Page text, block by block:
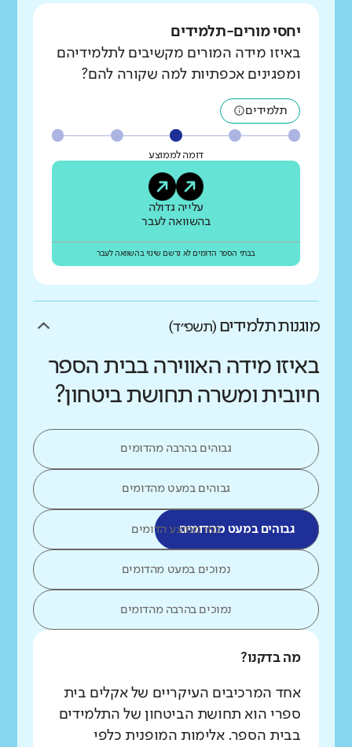
יחסי מורים-תלמידים
באיזו מידה המורים מקשיבים לתלמידיהם
ומפגינים אכפתיות למה שקורה להם?
תלמידים
דומה לממוצע
עלייה גדולה
בהשוואה לעבר
בבתי הספר הדומים לא נרשם שינוי בהשוואה לעבר
מוגנות תלמידים (תשפ״ד)
באיזו מידה האווירה בבית הספר
חיובית ומשרה תחושת ביטחון?
גבוהים בהרבה מהדומים
גבוהים במעט מהדומים
גבוהים במעט מהדומיםכמו ממוצע הדומים
נמוכים במעט מהדומים
נמוכים בהרבה מהדומים
מה בדקנו?
אחד המרכיבים העיקריים של אקלים בית
ספרי הוא תחושת הביטחון של התלמידים
בבית הספר. אלימות המופנית כלפי